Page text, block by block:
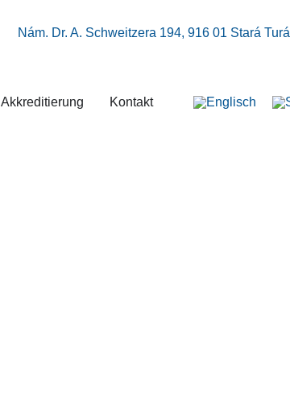
Nám. Dr. A. Schweitzera 194, 916 01 Stará Turá
Akkreditierung Kontakt